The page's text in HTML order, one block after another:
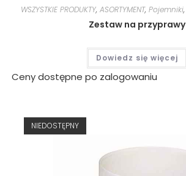
WSZYSTKIE PRODUKTY, ASORTYMENT, Pojemniki,
Zestaw na przyprawy
Dowiedz się więcej
Ceny dostępne po zalogowaniu
NIEDOSTĘPNY